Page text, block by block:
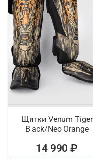
Щитки Venum Tiger
Black/Neo Orange
14 990 ₽